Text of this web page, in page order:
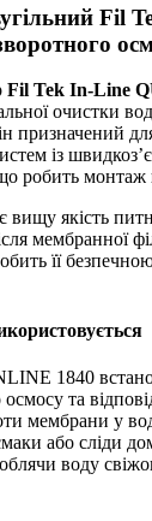
Fil
Fil Tek In-Line
очистки
призначений
із
робить
вищу якість
мембранної
її
1840
та
мембрани у
або сліди
воду